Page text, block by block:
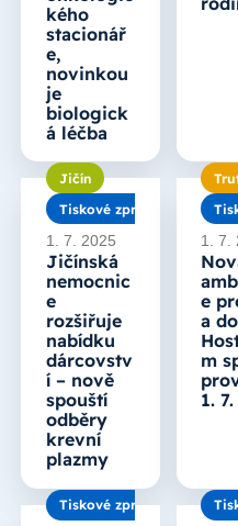
kého
stacionář
e,
novinkou
je
biologick
á léčba
Jičín
Tiskové zprávy
1. 7. 2025
Jičínská
nemocnic
e
rozšiřuje
nabídku
dárcovstv
í – nově
spouští
odběry
krevní
plazmy
1. 7.
e
a
m
1.
Tiskové zprávy